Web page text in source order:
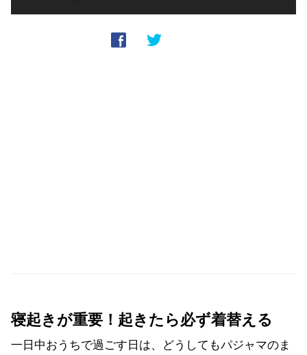
寝起きが重要！起きたら必ず着替える
一日中おうちで過ごす日は、どうしてもパジャマのま